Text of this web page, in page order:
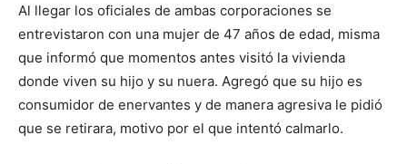
Al llegar los oficiales de ambas corporaciones se
entrevistaron con una mujer de 47 años de edad, misma
que informó que momentos antes visitó la vivienda
donde viven su hijo y su nuera. Agregó que su hijo es
consumidor de enervantes y de manera agresiva le pidió
que se retirara, motivo por el que intentó calmarlo.